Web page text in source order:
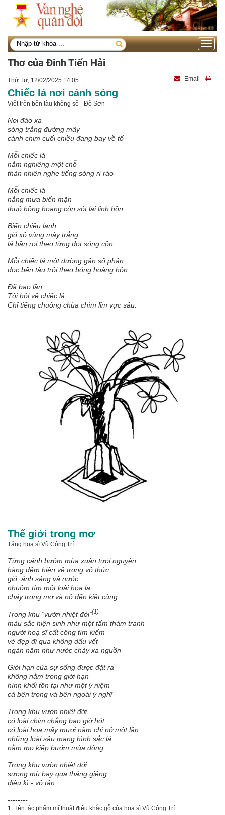
Toggle
Thơ của Đinh Tiến Hải
Thứ Tư, 12/02/2025 14:05 Email
Chiếc lá nơi cánh sóng
Viết trên bến tàu không số - Đồ Sơn
Nơi đảo xa
sóng trắng đường mây
cánh chim cuối chiều đang bay về tổ
Mỗi chiếc lá
nằm nghiêng một chỗ
thản nhiên nghe tiếng sóng rì rào
Mỗi chiếc lá
nắng mưa biển mặn
thuở hồng hoang còn sót lại linh hồn
Biển chiều lạnh
gió xô vùng mây trắng
lá bần rơi theo từng đợt sóng cồn
Mỗi chiếc lá một đường gân số phận
dọc bến tàu trôi theo bóng hoàng hôn
Đã bao lần
Tôi hỏi về chiếc lá
Chỉ tiếng chuông chùa chìm lỉm vực sâu.
Thế giới trong mơ
Tặng hoạ sĩ Vũ Công Trí
Từng cánh bướm mùa xuân tươi nguyên
hàng đêm hiện về trong vô thức
gió, ánh sáng và nước
nhuộm tím một loài hoa lạ
cháy trong mơ và nở đến kiệt cùng
Trong khu “vườn nhiệt đới”(1)
màu sắc hiện sinh như một tấm thảm tranh
người hoạ sĩ cất công tìm kiếm
vẻ đẹp đi qua không dấu vết
ngàn năm như nước chảy xa nguồn
Giới hạn của sự sống được đặt ra
không nằm trong giới hạn
hình khối tồn tại như một ý niệm
cả bên trong và bên ngoài ý nghĩ
Trong khu vườn nhiệt đới
có loài chim chẳng bao giờ hót
có loài hoa mấy mươi năm chỉ nở một lần
những loài sâu mang hình sắc lá
nằm mơ kiếp bướm mùa đông
Trong khu vườn nhiệt đới
sương mù bay qua tháng giêng
diệu kì - vô tận.
--------
1. Tên tác phẩm mĩ thuật điêu khắc gỗ của hoạ sĩ Vũ Công Trí.